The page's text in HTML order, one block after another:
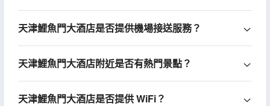
天津鯉魚門大酒店是否提供機場接送服務？
天津鯉魚門大酒店附近是否有熱門景點？
天津鯉魚門大酒店是否提供 WiFi？